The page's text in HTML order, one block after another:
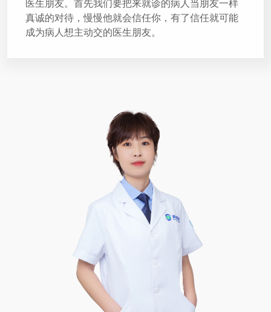
医生朋友。首先我们要把来就诊的病人当朋友一样
真诚的对待，慢慢他就会信任你，有了信任就可能
成为病人想主动交的医生朋友。